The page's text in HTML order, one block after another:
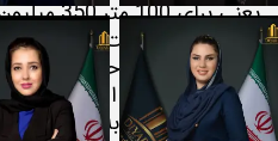
یعنی برای
پرداخت شده است. بصورت
تومان به بالا حق امتیاز دارد
نقدینگی ورود به به پروژه 550 میلیون تومان است.